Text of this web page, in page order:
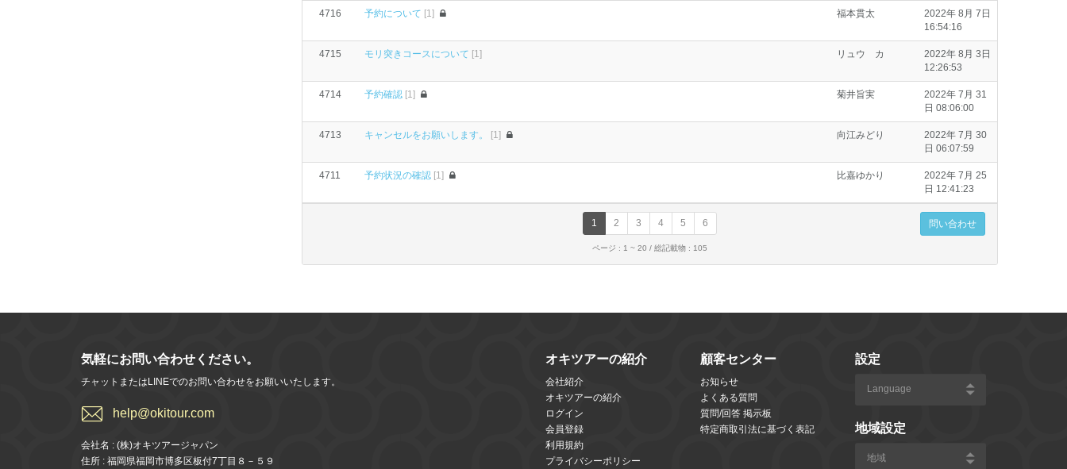
4716 予約について [1] 福本貫太
2022年 8月 7日
16:54:16
4715 モリ突きコースについて [1] リュウ カ
2022年 8月 3日
12:26:53
4714 予約確認 [1] 菊井旨実
2022年 7月 31
日 08:06:00
4713 キャンセルをお願いします。 [1] 向江みどり
2022年 7月 30
日 06:07:59
4711 予約状況の確認 [1] 比嘉ゆかり
2022年 7月 25
日 12:41:23
1 2 3 4 5 6
ページ : 1 ~ 20 / 総記載物 : 105
問い合わせ
気軽にお問い合わせください。
チャットまたはLINEでのお問い合わせをお願いいたします。
help@okitour.com
会社名 : (株)オキツアージャパン
住所 : 福岡県福岡市博多区板付7丁目８－５９
オキツアーの紹介
会社紹介
オキツアーの紹介
ログイン
会員登録
利用規約
プライバシーポリシー
顧客センター
お知らせ
よくある質問
質問/回答 掲示板
特定商取引法に基づく表記
設定
地域設定